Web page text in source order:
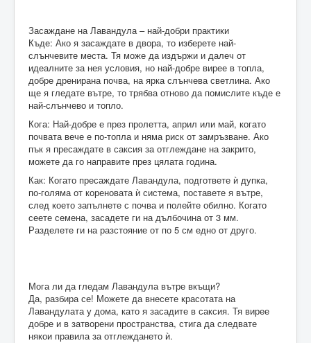
Засаждане на Лавандула – най-добри практики
Къде: Ако я засаждате в двора, то изберете най-
слънчевите места. Тя може да издържи и далеч от
идеалните за нея условия, но най-добре вирее в топла,
добре дренирана почва, на ярка слънчева светлина. Ако
ще я гледате вътре, то трябва отново да помислите къде е
най-слънчево и топло.
Кога: Най-добре е през пролетта, април или май, когато
почвата вече е по-топла и няма риск от замръзване. Ако
пък я пресаждате в саксия за отглеждане на закрито,
можете да го направите през цялата година.
Как: Когато пресаждате Лавандула, подгответе ѝ дупка,
по-голяма от кореновата ѝ система, поставете я вътре,
след което запълнете с почва и полейте обилно. Когато
сеете семена, засадете ги на дълбочина от 3 мм.
Разделете ги на разстояние от по 5 см едно от друго.
Мога ли да гледам Лавандула вътре вкъщи?
Да, разбира се! Можете да внесете красотата на
Лавандулата у дома, като я засадите в саксия. Тя вирее
добре и в затворени пространства, стига да следвате
някои правила за отглеждането ѝ.